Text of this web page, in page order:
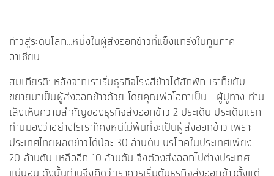
ก้าวสู่ระดับโลก...หนึ่งในผู้ส่งออกข้าวที่แข็งแกร่งในภูมิภาค
อาเซียน
สมเกียรติ: หลังจากเราเริ่มธุรกิจโรงสีข้าวได้สักพัก เราก็ขยับ
ขยายมาเป็นผู้ส่งออกข้าวด้วย โดยคุณพ่อโอภาเป็น ผู้ปูทาง ท่าน
เล็งเห็นความสำคัญของธุรกิจส่งออกข้าว 2 ประเด็น ประเด็นแรก
ท่านมองว่าอย่างไรเราก็คงหนีไม่พ้นที่จะเป็นผู้ส่งออกข้าว เพราะ
ประเทศไทยผลิตข้าวได้ปีละ 30 ล้านตัน บริโภคในประเทศเพียง
20 ล้านตัน เหลืออีก 10 ล้านตัน จึงต้องส่งออกไปต่างประเทศ